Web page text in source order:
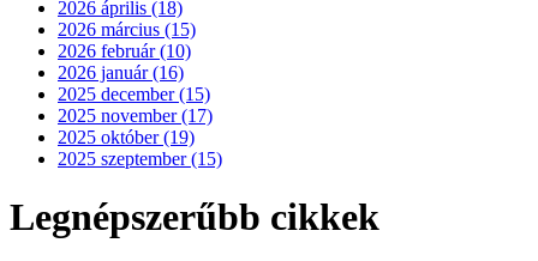
2026 április (18)
2026 március (15)
2026 február (10)
2026 január (16)
2025 december (15)
2025 november (17)
2025 október (19)
2025 szeptember (15)
Legnépszerűbb cikkek